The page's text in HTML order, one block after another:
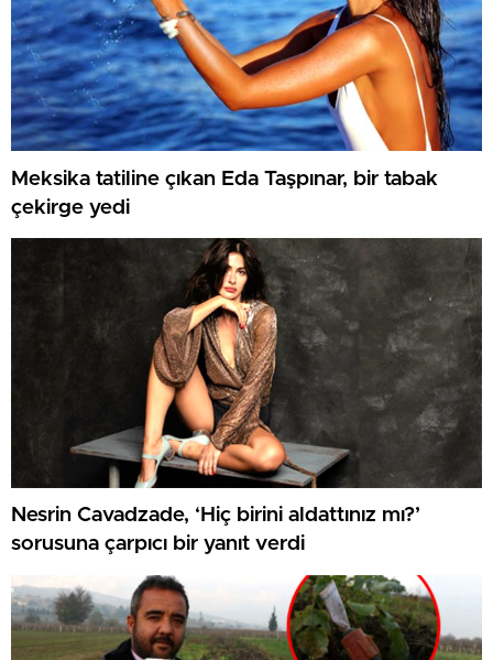
Meksika tatiline çıkan Eda Taşpınar, bir tabak
çekirge yedi
Nesrin Cavadzade, ‘Hiç birini aldattınız mı?’
sorusuna çarpıcı bir yanıt verdi